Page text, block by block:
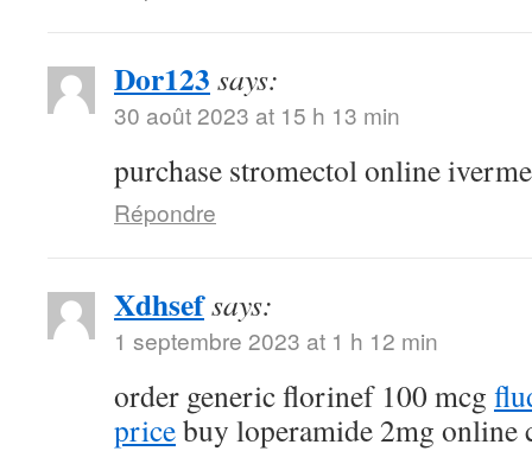
Dor123 says:
30 août 2023 at 15 h 13 min
purchase stromectol online
Répondre
Xdhsefsays:
1 septembre 2023 at 1 h 12 min
order generic florinef 100 mcg
pricebuy loperamide 2mg online